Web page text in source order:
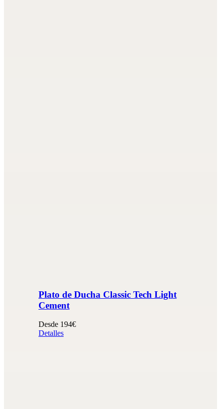
Plato de Ducha Classic Tech Light
Cement
Desde 194€
Detalles